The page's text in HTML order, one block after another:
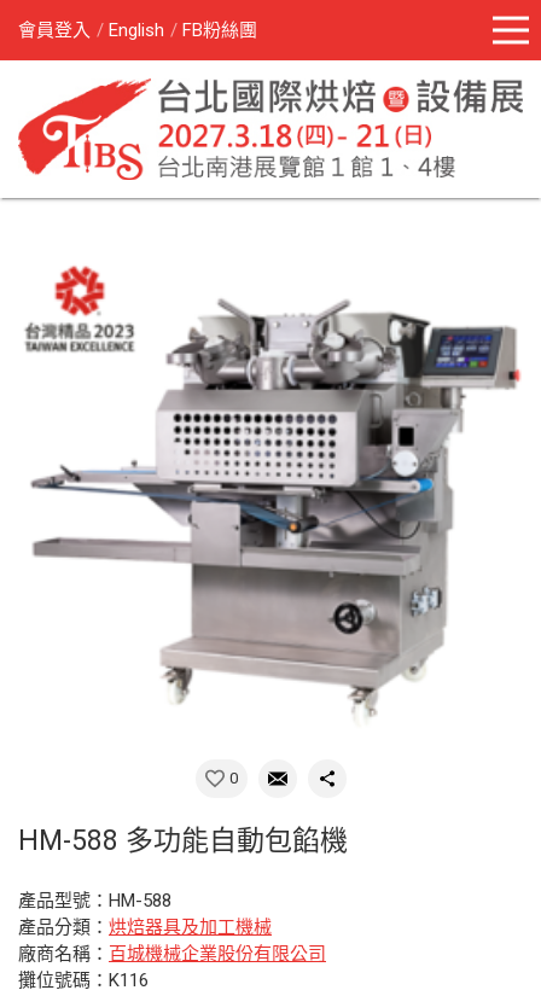
會員登入 English FB粉絲團
0
HM-588 多功能自動包餡機
產品型號：HM-588
產品分類： 烘焙器具及加工機械
廠商名稱： 百城機械企業股份有限公司
攤位號碼：K116